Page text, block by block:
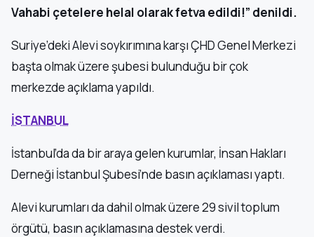
Vahabi çetelere helal olarak fetva edildi!” denildi.
Suriye’deki Alevi soykırımına karşı ÇHD Genel Merkezi
başta olmak üzere şubesi bulunduğu bir çok
merkezde açıklama yapıldı.
İSTANBUL
İstanbul’da da bir araya gelen kurumlar, İnsan Hakları
Derneği İstanbul Şubesi’nde basın açıklaması yaptı.
Alevi kurumları da dahil olmak üzere 29 sivil toplum
örgütü, basın açıklamasına destek verdi.